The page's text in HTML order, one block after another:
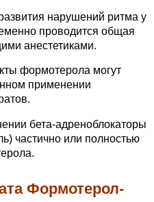
нарушений ритма у
проводится общая
анестетиками.
формотерола могут
применении
бета-адреноблокаторы
частично или полностью
Формотерол-